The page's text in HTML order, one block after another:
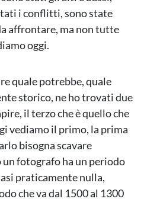
i conflitti, sono state
affrontare, ma non tutte
oggi.
quale potrebbe, quale
storico, ne ho trovati due
il terzo che è quello che
vediamo il primo, la prima
bisogna scavare
fotografo ha un periodo
praticamente nulla,
che va dal 1500 al 1300